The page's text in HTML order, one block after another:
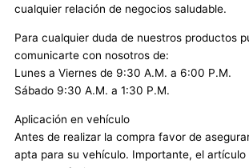
cualquier relación de negocios saludable.
Para cualquier duda de nuestros productos
comunicarte con nosotros de:
Lunes a Viernes de 9:30 A.M. a 6:00 P.M.
Sábado 9:30 A.M. a 1:30 P.M.
Aplicación en vehículo
Antes de realizar la compra favor de
apta para su vehículo. Importante, el artículo